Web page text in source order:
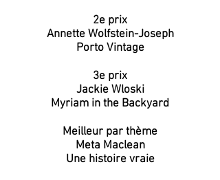
2e prix
Annette Wolfstein-Joseph
Porto Vintage
3e prix
Jackie Wloski
Myriam in the Backyard
Meilleur par thème
Meta Maclean
Une histoire vraie